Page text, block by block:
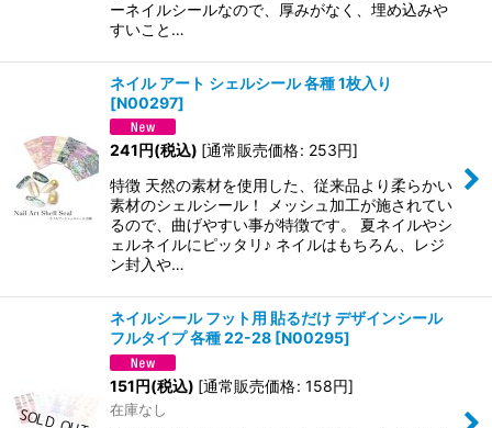
ーネイルシールなので、厚みがなく、埋め込みや
すいこと…
ネイル アート シェルシール 各種 1枚入り
[N00297]
241 円(税込) [通常販売価格: 253円]
特徴 天然の素材を使用した、従来品より柔らかい
素材のシェルシール！ メッシュ加工が施されてい
るので、曲げやすい事が特徴です。 夏ネイルやシ
ェルネイルにピッタリ♪ ネイルはもちろん、レジ
ン封入や…
ネイルシール フット用 貼るだけ デザインシール
フルタイプ 各種 22-28 [N00295]
151円(税込) [通常販売価格: 158円]
在庫なし